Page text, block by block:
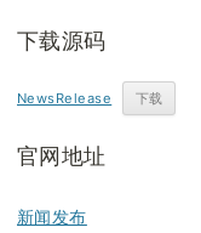
下载源码
NewsRelease 下载
官网地址
新闻发布